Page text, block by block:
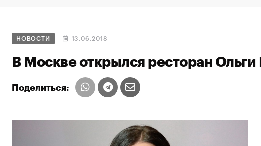
НОВОСТИ 13.06.2018
В Москве открылся ресторан Ольги
Поделиться: